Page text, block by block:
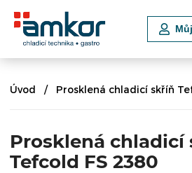
Úvod Prosklená chladicí skříň
Prosklená chladicí
Tefcold FS 2380